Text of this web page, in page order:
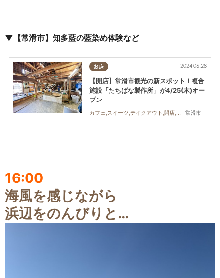
▼【常滑市】知多藍の藍染め体験など
お店
常滑市
2024.06.28
【開店】常滑市観光の新スポット！複合
施設「たちばな製作所」が4/25(木)オー
プン
カフェ,スイーツ,テイクアウト,開店,ビューティー,雑貨,観光
16:00
海風を感じながら
浜辺をのんびりと…